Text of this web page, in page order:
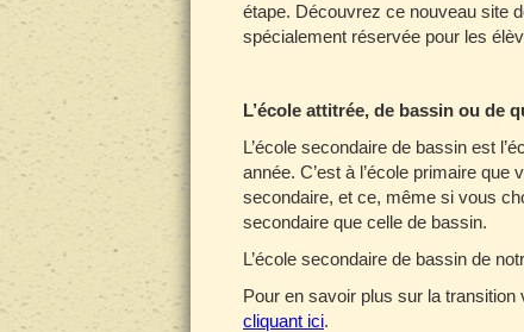
étape. Découvrez ce nouveau site
spécialement réservée pour les
L’école attitrée, de bassin ou de
L’école secondaire de bassin est
année. C’est à l’école primaire
secondaire, et ce, même si vous
secondaire que celle de bassin.
L’école secondaire de bassin de
Pour en savoir plus sur la
cliquant ici.